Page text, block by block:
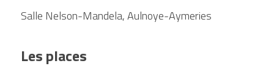
Salle Nelson-Mandela, Aulnoye-Aymeries
Les places